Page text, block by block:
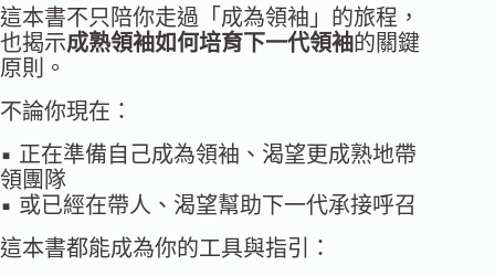
這本書不只陪你走過「成為領袖」的旅程，
也揭示成熟領袖如何培育下一代領袖的關鍵
原則。
不論你現在：
▪︎ 正在準備自己成為領袖、渴望更成熟地帶
領團隊
▪︎ 或已經在帶人、渴望幫助下一代承接呼召
這本書都能成為你的工具與指引：